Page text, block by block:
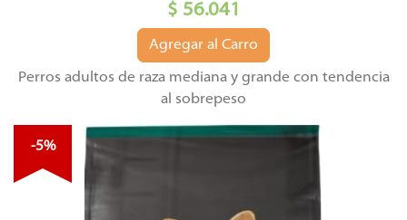
$ 56.041
Agregar al Carro
Perros adultos de raza mediana y grande con tendencia
al sobrepeso
-5%